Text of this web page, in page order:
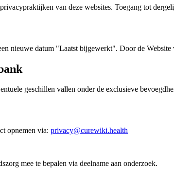
van deze websites. Toegang tot
nieuwe datum "Laatst bijgewerkt". Door de
geschillen vallen onder de exclusieve
opnemen via: privacy@curewiki.health
mee te bepalen via deelname aan onderzoek.